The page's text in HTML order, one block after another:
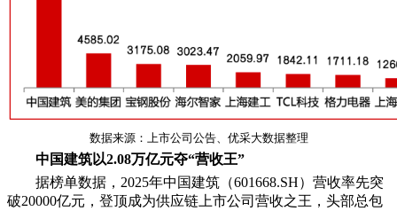
数据来源：上市公司公告、优采大数据整理
中国建筑以2.08万亿元夺“营收王”
据榜单数据，2025年中国建筑（601668.SH）营收率先突
破20000亿元，登顶成为供应链上市公司营收之王，头部总包